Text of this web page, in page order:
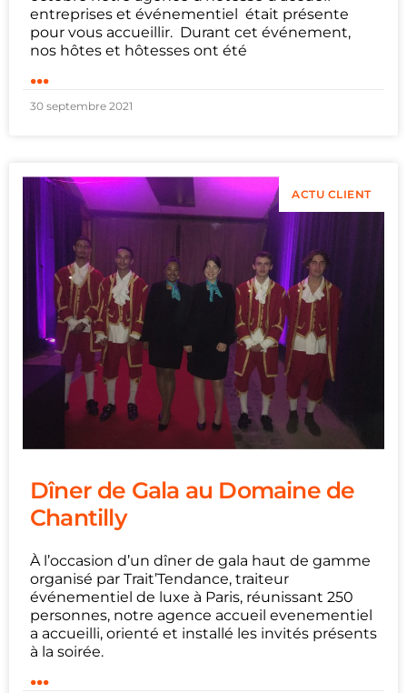
entreprises et événementiel était présente
pour vous accueillir. Durant cet événement,
nos hôtes et hôtesses ont été
...
30 septembre 2021
ACTU CLIENT
Dîner de Gala au Domaine de
Chantilly
À l’occasion d’un dîner de gala haut de gamme
organisé par Trait’Tendance, traiteur
événementiel de luxe à Paris, réunissant 250
personnes, notre agence accueil evenementiel
a accueilli, orienté et installé les invités présents
à la soirée.
...